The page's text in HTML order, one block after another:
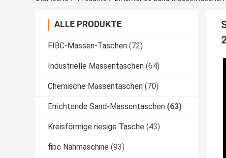
ALLE PRODUKTE
FIBC-Massen-Taschen (72)
Industrielle Massentaschen (64)
Chemische Massentaschen (70)
Errichtende Sand-Massentaschen (63)
Kreisförmige riesige Tasche (43)
fibc Nähmaschine (93)